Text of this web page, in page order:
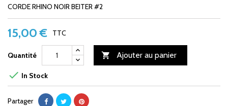
CORDE RHINO NOIR BEITER #2
15,00 € TTC
Quantité  Ajouter au panier
 In Stock
Partager